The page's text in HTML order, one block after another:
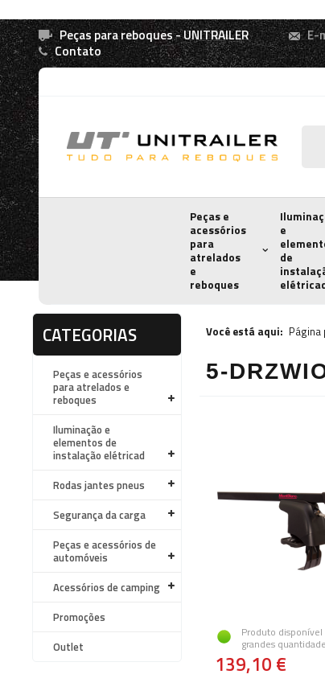
Peças para reboques - UNITRAILER E-
Contato
Peças e
acessórios
para
atrelados
e
reboques
e
de
CATEGORIAS
Peças e acessórios
para atrelados e
reboques
Iluminação e
elementos de
instalação elétricad
Rodas jantes pneus
Segurança da carga
Peças e acessórios de
automóveis
Acessórios de camping
Promoções
Outlet
Você está aqui: Página
5-
Produto
grandes
139,10 €